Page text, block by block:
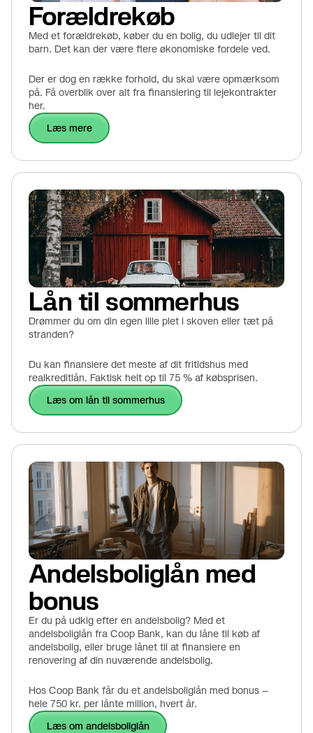
Forældrekøb
Med et forældrekøb, køber du en bolig, du udlejer til dit
barn. Det kan der være flere økonomiske fordele ved.
Der er dog en række forhold, du skal være opmærksom
på. Få overblik over alt fra finansiering til lejekontrakter
her.
læs mere
Lån til sommerhus
Drømmer du om din egen lille plet i skoven eller tæt på
stranden?
Du kan finansiere det meste af dit fritidshus med
realkreditlån. Faktisk helt op til 75 % af købsprisen.
læs om lån til sommerhus
Andelsboliglån med
bonus
Er du på udkig efter en andelsbolig? Med et
andelsboliglån fra Coop Bank, kan du låne til køb af
andelsbolig, eller bruge lånet til at finansiere en
renovering af din nuværende andelsbolig.
Hos Coop Bank får du et andelsboliglån med bonus –
hele 750 kr. per lånte million, hvert år.
læs om andelsboliglån